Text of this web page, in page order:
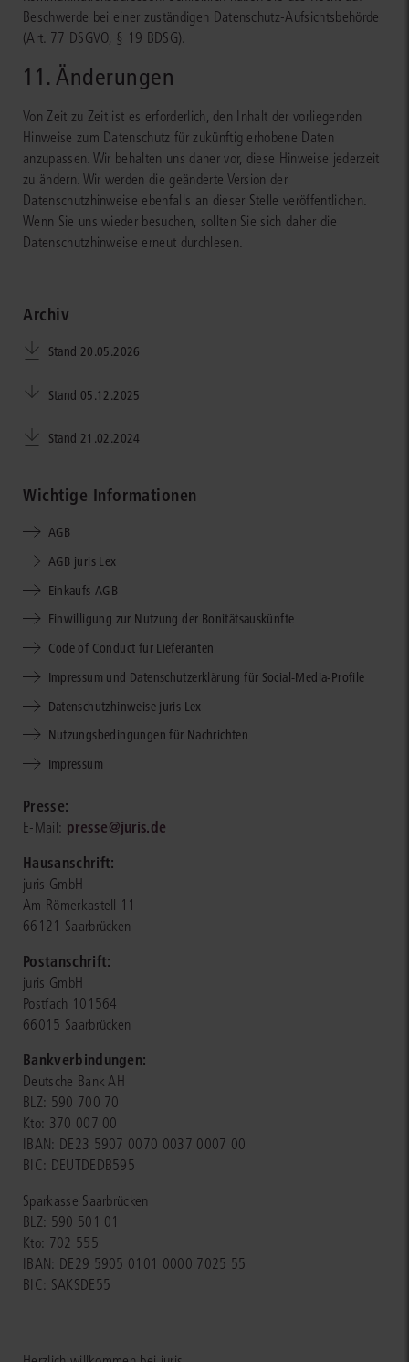
Beschwerde bei einer zuständigen Datenschutz-Aufsichtsbehörde
(Art. 77 DSGVO, § 19 BDSG).
11. Änderungen
Von Zeit zu Zeit ist es erforderlich, den Inhalt der vorliegenden
Hinweise zum Datenschutz für zukünftig erhobene Daten
anzupassen. Wir behalten uns daher vor, diese Hinweise jederzeit
zu ändern. Wir werden die geänderte Version der
Datenschutzhinweise ebenfalls an dieser Stelle veröffentlichen.
Wenn Sie uns wieder besuchen, sollten Sie sich daher die
Datenschutzhinweise erneut durchlesen.
Archiv
Stand 20.05.2026
Stand 05.12.2025
Stand 21.02.2024
Wichtige Informationen
AGB
AGB juris Lex
Einkaufs-AGB
Einwilligung zur Nutzung der Bonitätsauskünfte
Code of Conduct für Lieferanten
Impressum und Datenschutzerklärung für Social-Media-Profile
Datenschutzhinweise juris Lex
Nutzungsbedingungen für Nachrichten
Impressum
Presse:
E-Mail: presse@juris.de
Hausanschrift:
juris GmbH
Am Römerkastell 11
66121 Saarbrücken
Postanschrift:
juris GmbH
Postfach 101564
66015 Saarbrücken
Bankverbindungen:
Deutsche Bank AH
BLZ: 590 700 70
Kto: 370 007 00
IBAN: DE23 5907 0070 0037 0007 00
BIC: DEUTDEDB595
Sparkasse Saarbrücken
BLZ: 590 501 01
Kto: 702 555
IBAN: DE29 5905 0101 0000 7025 55
BIC: SAKSDE55